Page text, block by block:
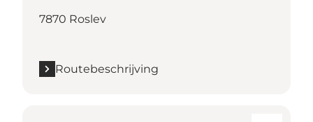
7870 Roslev
Routebeschrijving